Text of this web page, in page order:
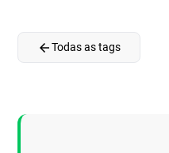
arrow_backTodas as tags